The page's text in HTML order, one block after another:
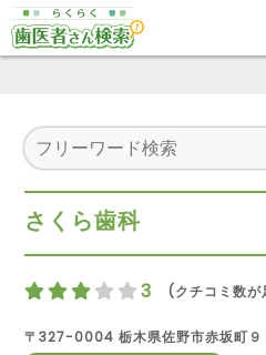
さくら歯科
3 (クチコミ数が
〒327-0004 栃木県佐野市赤坂町９